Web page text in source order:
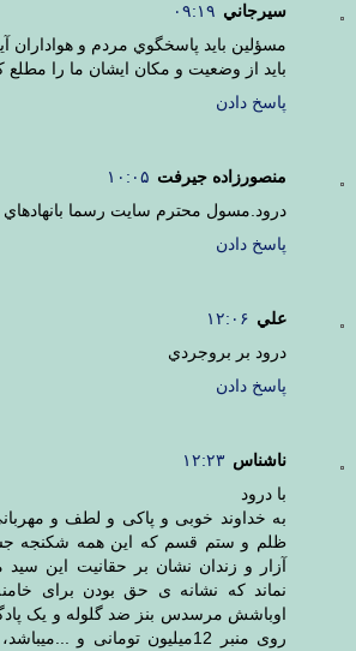
سيرجاني ۰۹:۱۹
مسؤلين بايد پاسخگوي مردم و هواداران
بايد از وضعيت و مكان ايشان ما را مطلع
پاسخ دادن
منصورزاده جيرفت ۱۰:۰۵
درود.مسول محترم سايت رسما بانهادهاي
پاسخ دادن
علي ۱۲:۰۶
درود بر بروجردي
پاسخ دادن
ناشناس ۱۲:۲۳
با درود
به خداوند خوبی و پاکی و لطف و
ظلم و ستم قسم که این همه شکنجه
آزار و زندان نشان بر حقانیت این سید
نماند که نشانه ی حق بودن برای
اوباشش مرسدس بنز ضد گلوله و یک
روی منبر 12میلیون تومانی و